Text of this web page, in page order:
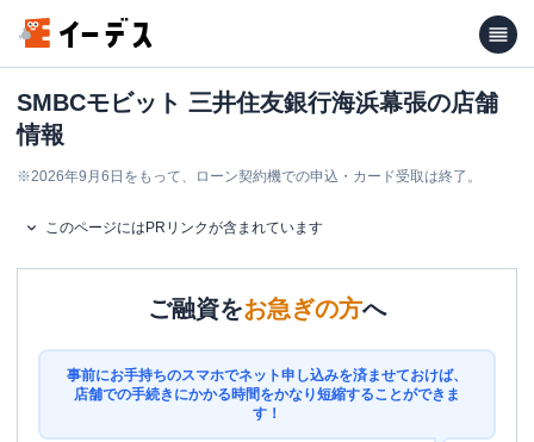
SMBCモビット 三井住友銀行海浜幕張の店舗
情報
※2026年9月6日をもって、ローン契約機での申込・カード受取は終了。
このページにはPRリンクが含まれています
ご融資をお急ぎの方へ
事前にお手持ちのスマホでネット申し込みを済ませておけば、
店舗での手続きにかかる時間をかなり短縮することができま
す！